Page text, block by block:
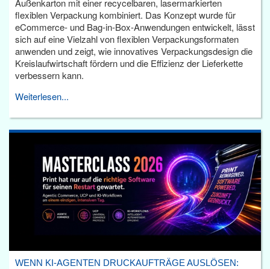
Außenkarton mit einer recycelbaren, lasermarkierten
flexiblen Verpackung kombiniert. Das Konzept wurde für
eCommerce- und Bag-in-Box-Anwendungen entwickelt, lässt
sich auf eine Vielzahl von flexiblen Verpackungsformaten
anwenden und zeigt, wie innovatives Verpackungsdesign die
Kreislaufwirtschaft fördern und die Effizienz der Lieferkette
verbessern kann.
Weiterlesen...
WENN KI-AGENTEN DRUCKAUFTRÄGE AUSLÖSEN: